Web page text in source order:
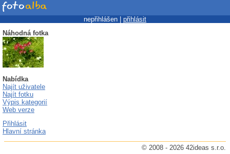
nepřihlášen | přihlásit
Náhodná fotka
Nabídka
Najít uživatele
Najít fotku
Výpis kategorií
Web verze
Přihlásit
Hlavní stránka
© 2008 - 2026 42ideas s.r.o.